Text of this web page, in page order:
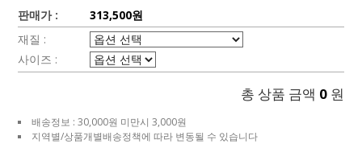
판매가 :
313,500원
재질 :
사이즈 :
총 상품 금액 0 원
배송정보 : 30,000원 미만시 3,000원
지역별/상품개별배송정책에 따라 변동될 수 있습니다